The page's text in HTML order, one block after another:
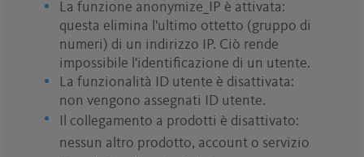
La funzione anonymize_IP è attivata:
questa elimina l'ultimo ottetto (gruppo di
numeri) di un indirizzo IP. Ciò rende
impossibile l'identificazione di un utente.
La funzionalità ID utente è disattivata:
non vengono assegnati ID utente.
Il collegamento a prodotti è disattivato:
nessun altro prodotto, account o servizio